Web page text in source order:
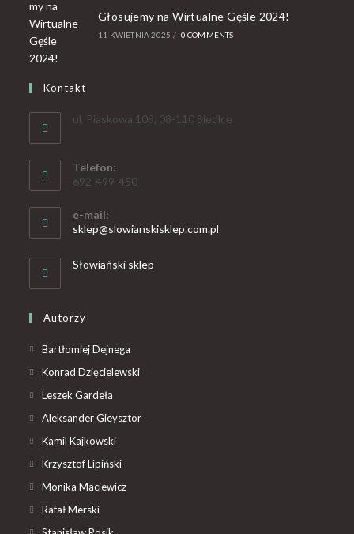
Głosujemy na Wirtualne Gęśle 2024!
11 KWIETNIA 2025 / 0 COMMENTS
Kontakt
ul. Piaskowa 108, 08-110 Siedlce
Telefon:
692-499-450
e-mail:
sklep@slowianskisklep.com.pl
Słowiański sklep
Autorzy
Bartłomiej Dejnega
Konrad Dzięcielewski
Leszek Gardeła
Aleksander Gieysztor
Kamil Kajkowski
Krzysztof Lipiński
Monika Maciewicz
Rafał Merski